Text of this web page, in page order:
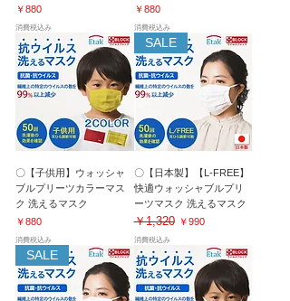
価格
￥880
消費税込み
価格
￥880
消費税込み
〇【子供用】ウォッシャ
ブルプリーツカラーマス
ク 洗えるマスク
価格
￥880
消費税込み
SALE
〇【日本製】【L-FREE】
快適ウォッシャブルプリ
ーツマスク 洗えるマスク
通常価格
￥1,320 セール価格
￥990
消費税込み
SALE